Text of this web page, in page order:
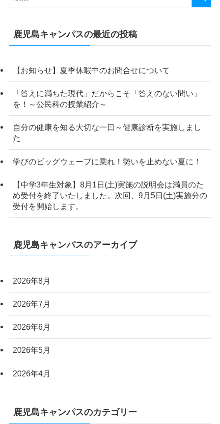
鹿児島キャンパスの最近の投稿
【お知らせ】夏季休暇中のお問合せについて
「答えに満ちた現代」だからこそ「答えのない問い」
を！～公民科の授業紹介～
自分の健康を知る大切な一日～健康診断を実施しまし
た
学びのビッグウェーブに乗れ！勢いを止めない夏に！
【中学3年生対象】8月1日(土)実施の説明会は満員のた
め受付を終了いたしました。次回、9月5日(土)実施分の
受付を開始します。
鹿児島キャンパスのアーカイブ
2026年8月
2026年7月
2026年6月
2026年5月
2026年4月
鹿児島キャンパスのカテゴリー